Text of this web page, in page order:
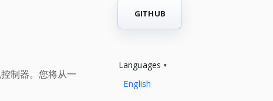
制器。您将从一
GITHUB
Languages
English